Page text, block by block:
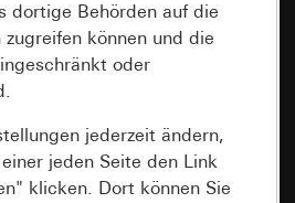
dortige Behörden auf die
zugreifen können und die
oder
jederzeit ändern,
jeden Seite den Link
klicken. Dort können Sie